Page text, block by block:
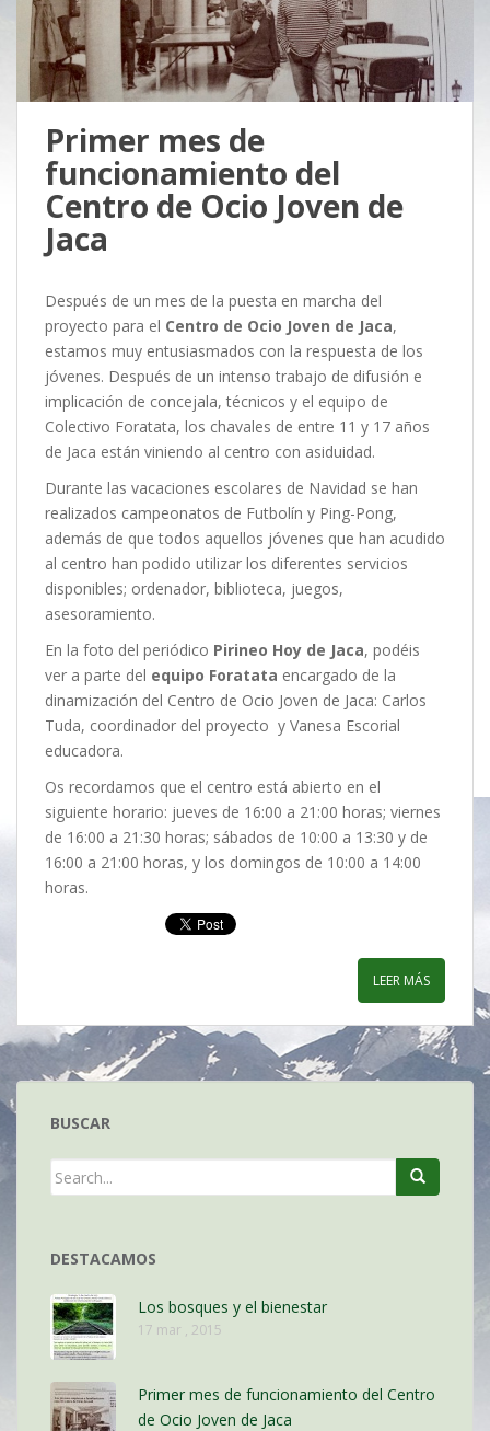
Primer mes de
funcionamiento del
Centro de Ocio Joven de
Jaca
Después de un mes de la puesta en marcha del
proyecto para el Centro de Ocio Joven de Jaca,
estamos muy entusiasmados con la respuesta de los
jóvenes. Después de un intenso trabajo de difusión e
implicación de concejala, técnicos y el equipo de
Colectivo Foratata, los chavales de entre 11 y 17 años
de Jaca están viniendo al centro con asiduidad.
Durante las vacaciones escolares de Navidad se han
realizados campeonatos de Futbolín y Ping-Pong,
además de que todos aquellos jóvenes que han acudido
al centro han podido utilizar los diferentes servicios
disponibles; ordenador, biblioteca, juegos,
asesoramiento.
En la foto del periódico Pirineo Hoy de Jaca, podéis
ver a parte del equipo Foratata encargado de la
dinamización del Centro de Ocio Joven de Jaca: Carlos
Tuda, coordinador del proyecto y Vanesa Escorial
educadora.
Os recordamos que el centro está abierto en el
siguiente horario: jueves de 16:00 a 21:00 horas; viernes
de 16:00 a 21:30 horas; sábados de 10:00 a 13:30 y de
16:00 a 21:00 horas, y los domingos de 10:00 a 14:00
horas.
LEER MÁS
BUSCAR
DESTACAMOS
Los bosques y el bienestar
17 mar , 2015
Primer mes de funcionamiento del Centro
de Ocio Joven de Jaca